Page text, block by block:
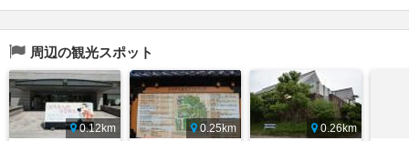
周辺の観光スポット
0.12km
0.25km
0.26km